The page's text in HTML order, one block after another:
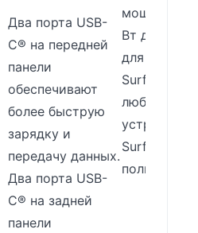
Два порта USB-
C® на передней
панели
обеспечивают
более быструю
зарядку и
передачу данных.
Два порта USB-
C® на задней
панели
мощностью
Вт
для
Surface
любого
устройства
Surface при
полной